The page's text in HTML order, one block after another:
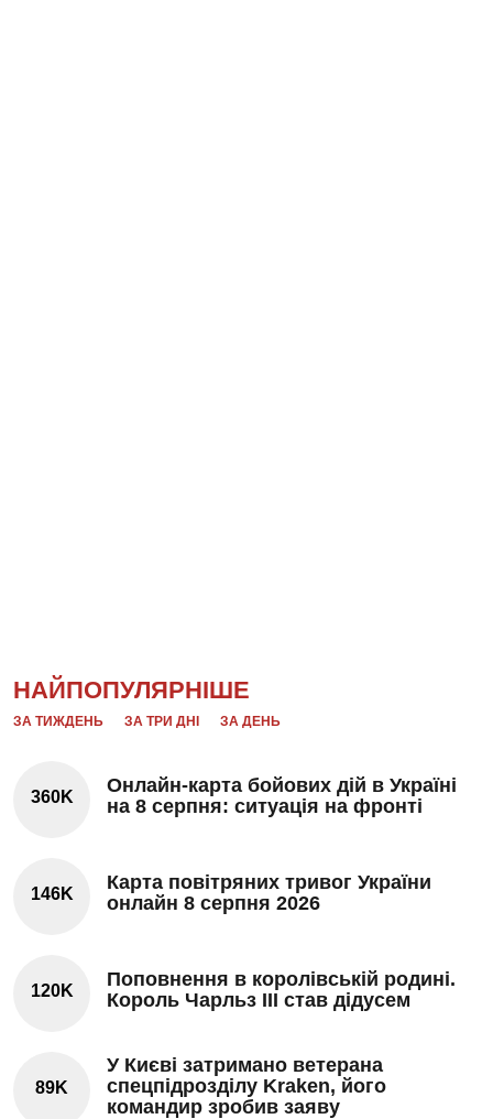
НАЙПОПУЛЯРНІШЕ
ЗА ТИЖДЕНЬ ЗА ТРИ ДНІ ЗА ДЕНЬ
360K
Онлайн-карта бойових дій в Україні
на 8 серпня: ситуація на фронті
146K
Карта повітряних тривог України
онлайн 8 серпня 2026
120K
Поповнення в королівській родині.
Король Чарльз III став дідусем
89K
У Києві затримано ветерана
спецпідрозділу Kraken, його
командир зробив заяву